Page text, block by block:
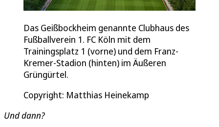
Das Geißbockheim genannte Clubhaus des
Fußballverein 1. FC Köln mit dem
Trainingsplatz 1 (vorne) und dem Franz-
Kremer-Stadion (hinten) im Äußeren
Grüngürtel.
Copyright: Matthias Heinekamp
Und dann?